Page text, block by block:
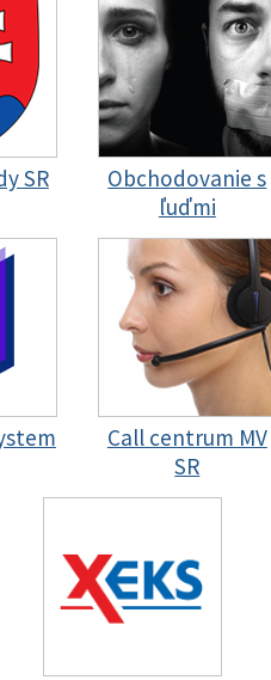
SR
Obchodovanie s
ľuďmi
Call centrum MV
SR